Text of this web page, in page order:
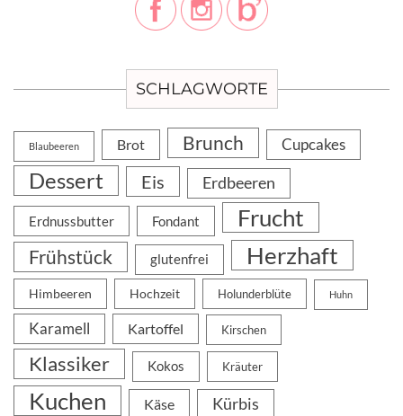
SCHLAGWORTE
Blaubeeren Brot Brunch Cupcakes
Dessert Eis Erdbeeren
Erdnussbutter Fondant Frucht
Frühstück glutenfrei Herzhaft
Himbeeren Hochzeit Holunderblüte Huhn
Karamell Kartoffel Kirschen
Klassiker Kokos Kräuter
Kuchen Käse Kürbis